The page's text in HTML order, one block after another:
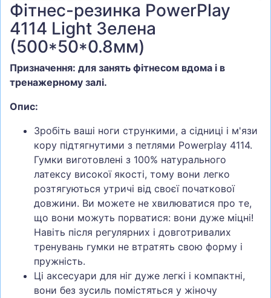
ОДЯГ
ВЗУТТЯ
СУМКИ
ШОЛОМИ, ЗАХИСТ, ОКУЛЯРИ
САМОКАТИ
ТЕНІС, БАДМІНТОН
ВОДНІ ВИДИ СПОРТУ
ТУРИЗМ
Фітнес-резинка PowerPlay
4114 Light Зелена
(500*50*0.8мм)
Призначення: для занять фітнесом вдома і в
тренажерному залі.
Опис:
Зробіть ваші ноги стрункими, а сідниці і м'язи
кору підтягнутими з петлями Powerplay 4114.
Гумки виготовлені з 100% натурального
латексу високої якості, тому вони легко
розтягуються утричі від своєї початкової
довжини. Ви можете не хвилюватися про те,
що вони можуть порватися: вони дуже міцні!
Навіть після регулярних і довготривалих
тренувань гумки не втратять свою форму і
пружність.
Ці аксесуари для ніг дуже легкі і компактні,
вони без зусиль помістяться у жіночу